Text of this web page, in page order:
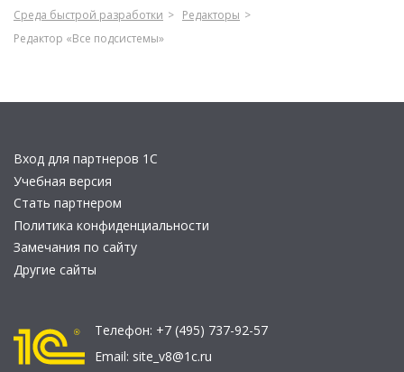
Среда быстрой разработки
Редакторы
Редактор «Все подсистемы»
Вход для партнеров 1С
Учебная версия
Стать партнером
Политика конфиденциальности
Замечания по сайту
Другие сайты
Телефон: +7 (495) 737-92-57
Email: site_v8@1c.ru